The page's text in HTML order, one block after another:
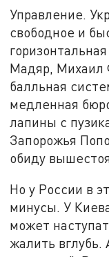
Управление.
свободное и
Мадяр, Михаил
балльная
медленная
лапины с
Запорожья
обиду
Но у России в
минусы. У
может
жалить